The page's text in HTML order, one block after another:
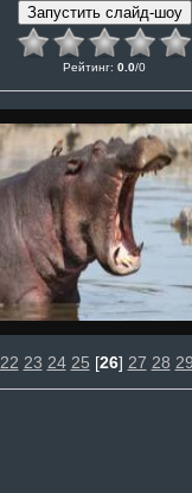
Рейтинг: 0.0/0
22 23 24 25 [26] 27 28